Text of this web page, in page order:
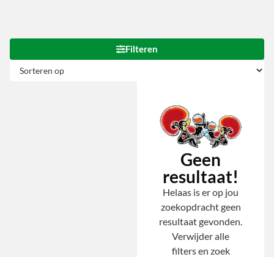
Filteren
Geen
resultaat!
Helaas is er op jou
zoekopdracht geen
resultaat gevonden.
Verwijder alle
filters en zoek